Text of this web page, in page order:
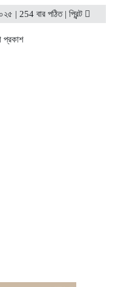
পাওয়া শীর্ষ ১০
প্রকাশ
বজায় থাকলেও
| 254 বার পঠিত | প্রিন্ট